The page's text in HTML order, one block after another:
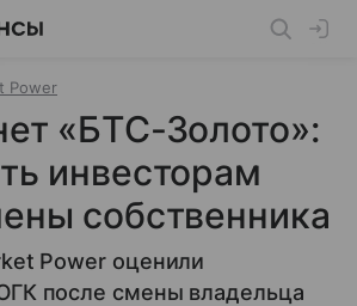
Power
«БТС-Золото»:
инвесторам
собственника
Power оценили
после смены владельца